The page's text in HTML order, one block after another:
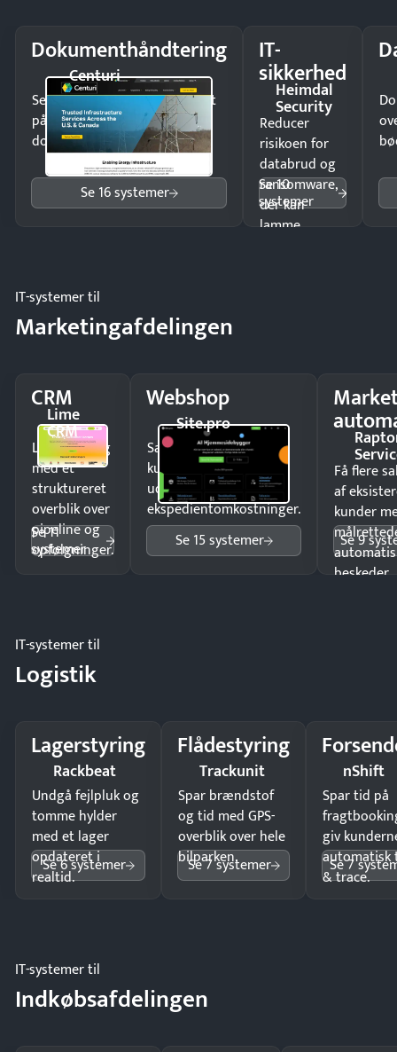
Dokumenthåndtering
Centuri
Send kontrakter til underskrift
på minutter og mist ingen
dokumenter.
Se 16 systemer
IT-
sikkerhed
Heimdal
Security
Reducer
risikoen for
databrud og
ransomware,
der kan
lamme
Se 10
systemer
IT-systemer til
Marketingafdelingen
CRM
Lime
CRM
Luk flere salg
med et
struktureret
overblik over
pipeline og
opfølgninger.
Se 11
systemer
Webshop
Site.pro
Sælg produkter 24/7 til
kunder i hele landet
uden
ekspedientomkostninger.
Se 15 systemer
Få flere
af
kunder
beskeder.
Se 9
IT-systemer til
Logistik
Lagerstyring
Rackbeat
Undgå fejlpluk og
tomme hylder
med et lager
opdateret i
realtid.
Se 6 systemer
Flådestyring
Trackunit
Spar brændstof
og tid med GPS-
overblik over hele
bilparken.
Se 7 systemer
nShift
Spar tid på
giv
automatisk
& trace.
Se 7
IT-systemer til
Indkøbsafdelingen